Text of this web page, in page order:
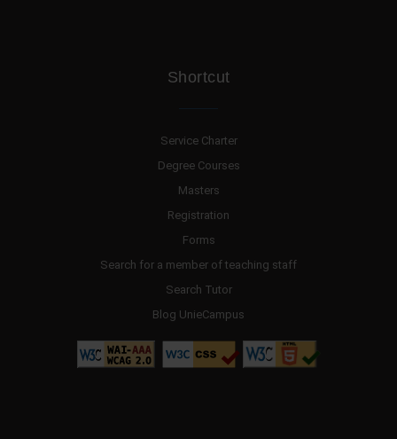
Shortcut
Service Charter
Degree Courses
Masters
Registration
Forms
Search for a member of teaching staff
Search Tutor
Blog UnieCampus